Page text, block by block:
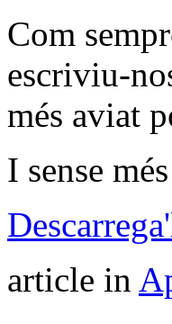
Com
escriviu-
més aviat
I sense
article in